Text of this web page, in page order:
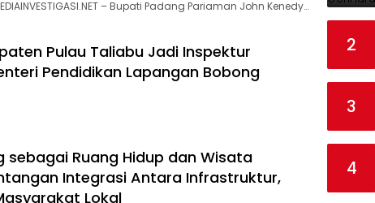
– Bupati Padang Pariaman John Kenedy…
Pulau Taliabu Jadi Inspektur
Pendidikan Lapangan Bobong
sebagai Ruang Hidup dan Wisata
Integrasi Antara Infrastruktur,
Lokal
2
3
4